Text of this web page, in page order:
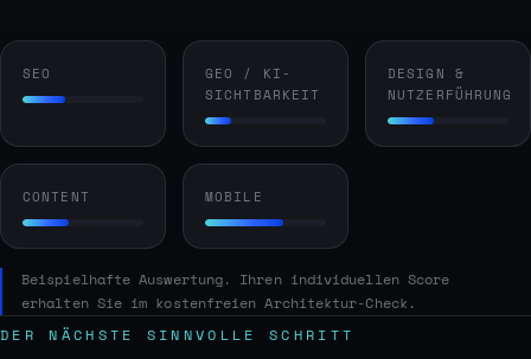
SEO
GEO / KI-
SICHTBARKEIT
DESIGN &
NUTZERFÜHRUNG
CONTENT MOBILE
Beispielhafte Auswertung. Ihren individuellen Score
erhalten Sie im kostenfreien Architektur-Check.
DER NÄCHSTE SINNVOLLE SCHRITT